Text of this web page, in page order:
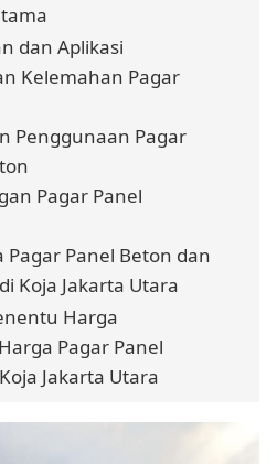
dan Aplikasi
Kelemahan Pagar
Penggunaan Pagar
Pagar Panel
Pagar Panel Beton dan
Koja Jakarta Utara
Harga
Pagar Panel
Jakarta Utara